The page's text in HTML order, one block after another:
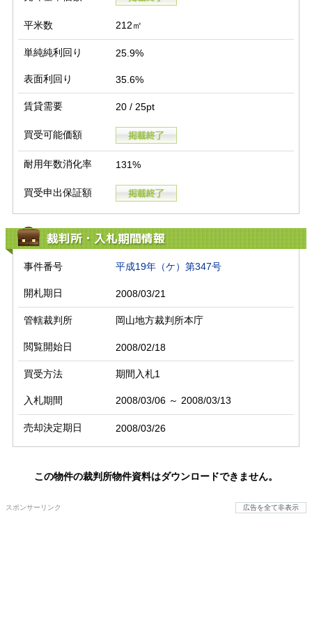
平米数 212㎡
単純純利回り 25.9%
表面利回り 35.6%
賃貸需要 20 / 25pt
買受可能価額
耐用年数消化率 131%
買受申出保証額
裁判所・入札期間情報
事件番号 平成19年（ケ）第347号
開札期日 2008/03/21
管轄裁判所 岡山地方裁判所本庁
閲覧開始日 2008/02/18
買受方法 期間入札1
入札期間 2008/03/06 ～ 2008/03/13
売却決定期日 2008/03/26
この物件の裁判所物件資料はダウンロードできません。
スポンサーリンク 広告を全て非表示